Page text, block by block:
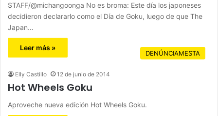
STAFF/@michangoonga No es broma: Este día los japoneses
decidieron declararlo como el Día de Goku, luego de que The
Japan…
Leer más »
DENÚNCIAMESTA
Elly Castillo 12 de junio de 2014
Hot Wheels Goku
Aproveche nueva edición Hot Wheels Goku.